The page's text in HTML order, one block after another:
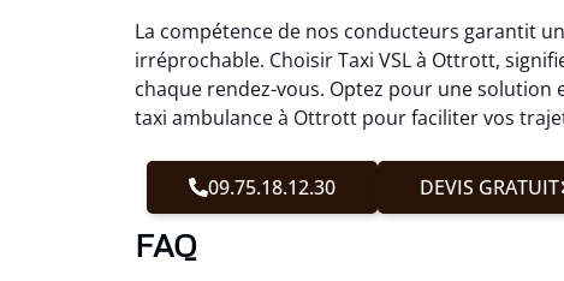
La compétence de nos conducteurs garantit
irréprochable. Choisir Taxi VSL à Ottrott,
chaque rendez-vous. Optez pour une solution
taxi ambulance à Ottrott pour faciliter vos
09.75.18.12.30 DEVIS GRATUIT
FAQ